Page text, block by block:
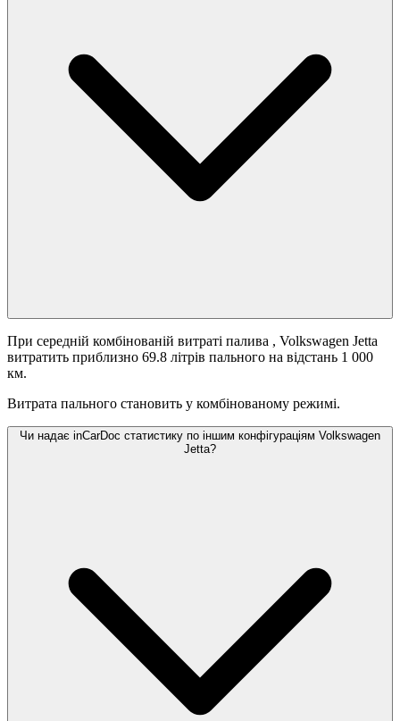
При середній комбінованій витраті палива , Volkswagen Jetta
витратить приблизно 69.8 літрів пального на відстань 1 000
км.
Витрата пального становить у комбінованому режимі.
Чи надає inCarDoc статистику по іншим конфігураціям Volkswagen
Jetta?